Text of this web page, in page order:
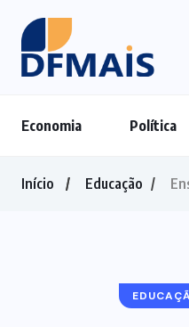
Economia Política
Início Educação